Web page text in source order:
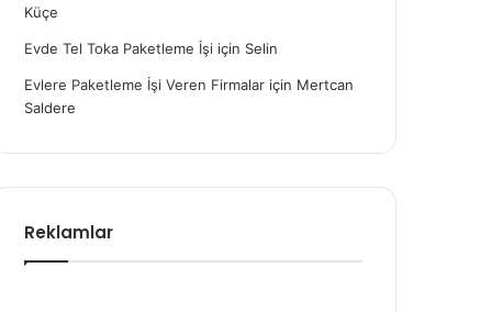
Küçe
Evde Tel Toka Paketleme İşi için Selin
Evlere Paketleme İşi Veren Firmalar için Mertcan
Saldere
Reklamlar